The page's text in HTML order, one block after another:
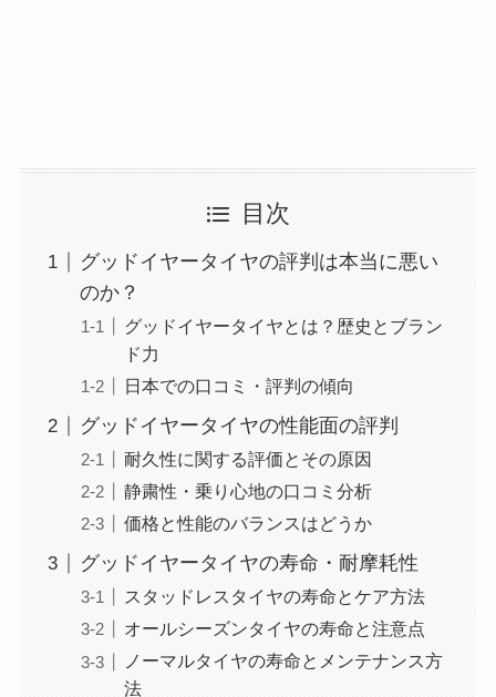
目次
グッドイヤータイヤの評判は本当に悪い
のか？
グッドイヤータイヤとは？歴史とブラン
ド力
日本での口コミ・評判の傾向
グッドイヤータイヤの性能面の評判
耐久性に関する評価とその原因
静粛性・乗り心地の口コミ分析
価格と性能のバランスはどうか
グッドイヤータイヤの寿命・耐摩耗性
スタッドレスタイヤの寿命とケア方法
オールシーズンタイヤの寿命と注意点
ノーマルタイヤの寿命とメンテナンス方
法